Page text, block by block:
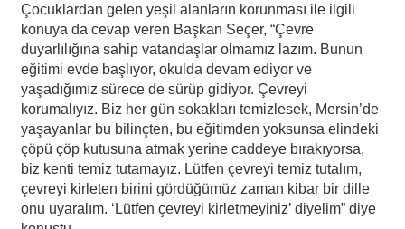
Çocuklardan gelen yeşil alanların korunması ile ilgili
konuya da cevap veren Başkan Seçer, “Çevre
duyarlılığına sahip vatandaşlar olmamız lazım. Bunun
eğitimi evde başlıyor, okulda devam ediyor ve
yaşadığımız sürece de sürüp gidiyor. Çevreyi
korumalıyız. Biz her gün sokakları temizlesek, Mersin’de
yaşayanlar bu bilinçten, bu eğitimden yoksunsa elindeki
çöpü çöp kutusuna atmak yerine caddeye bırakıyorsa,
biz kenti temiz tutamayız. Lütfen çevreyi temiz tutalım,
çevreyi kirleten birini gördüğümüz zaman kibar bir dille
onu uyaralım. ‘Lütfen çevreyi kirletmeyiniz’ diyelim” diye